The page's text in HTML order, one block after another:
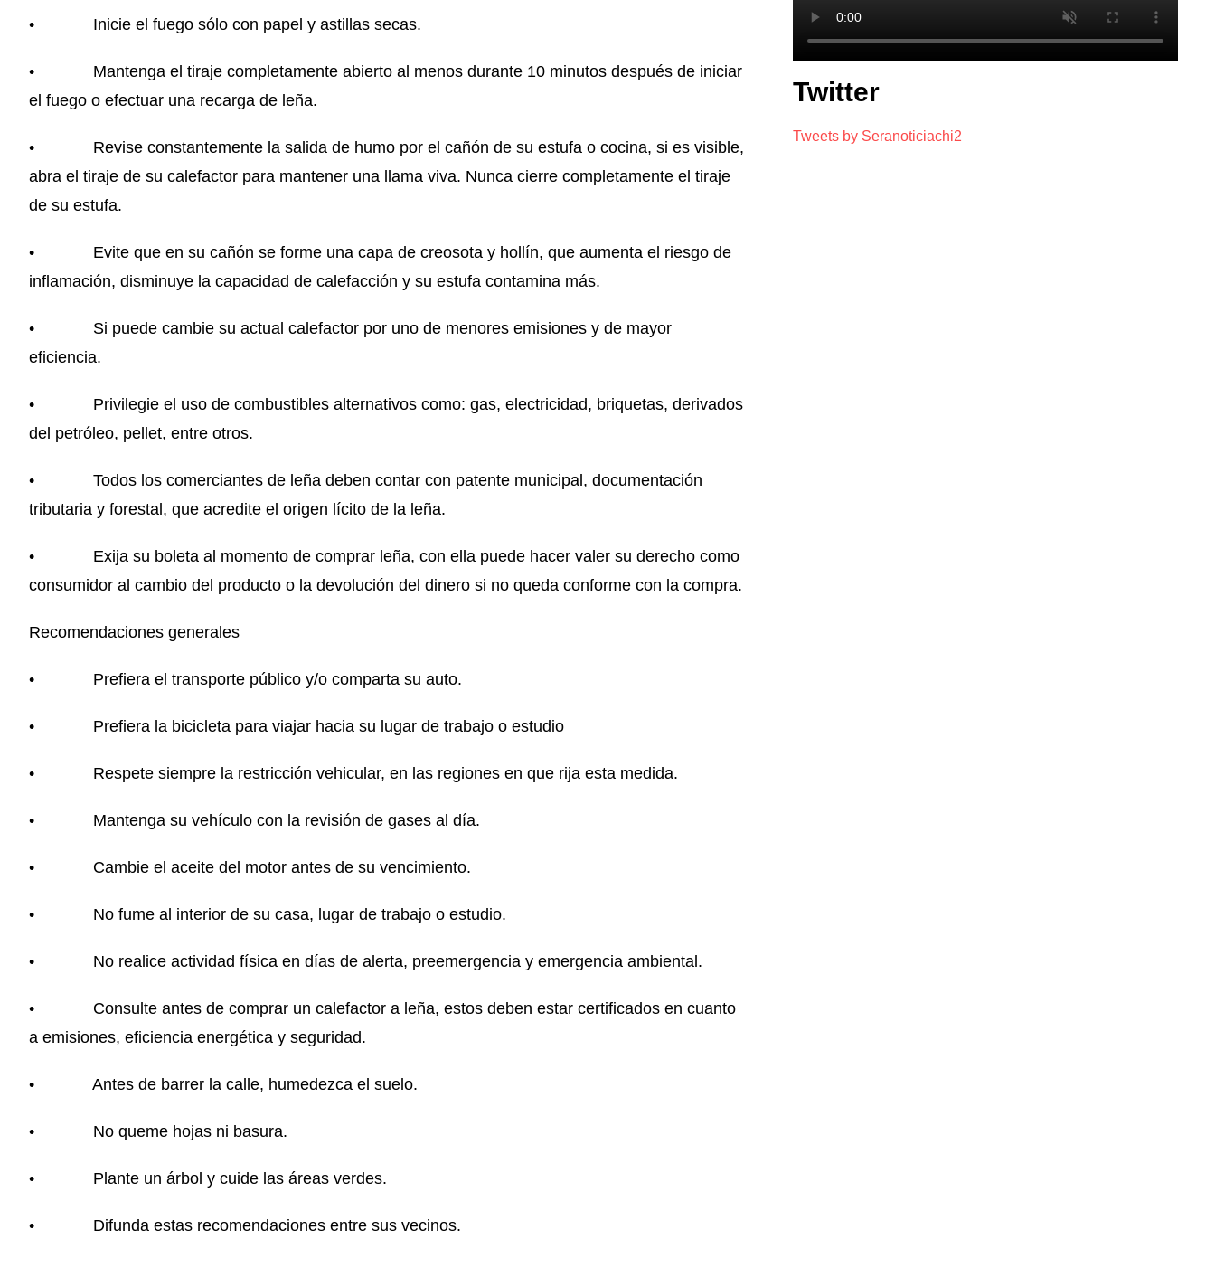
• Inicie el fuego sólo con papel y astillas secas.
• Mantenga el tiraje completamente abierto al menos durante 10 minutos después de iniciar
el fuego o efectuar una recarga de leña.
• Revise constantemente la salida de humo por el cañón de su estufa o cocina, si es visible,
abra el tiraje de su calefactor para mantener una llama viva. Nunca cierre completamente el tiraje
de su estufa.
• Evite que en su cañón se forme una capa de creosota y hollín, que aumenta el riesgo de
inflamación, disminuye la capacidad de calefacción y su estufa contamina más.
• Si puede cambie su actual calefactor por uno de menores emisiones y de mayor
eficiencia.
• Privilegie el uso de combustibles alternativos como: gas, electricidad, briquetas, derivados
del petróleo, pellet, entre otros.
• Todos los comerciantes de leña deben contar con patente municipal, documentación
tributaria y forestal, que acredite el origen lícito de la leña.
• Exija su boleta al momento de comprar leña, con ella puede hacer valer su derecho como
consumidor al cambio del producto o la devolución del dinero si no queda conforme con la compra.
Recomendaciones generales
• Prefiera el transporte público y/o comparta su auto.
• Prefiera la bicicleta para viajar hacia su lugar de trabajo o estudio
• Respete siempre la restricción vehicular, en las regiones en que rija esta medida.
• Mantenga su vehículo con la revisión de gases al día.
• Cambie el aceite del motor antes de su vencimiento.
• No fume al interior de su casa, lugar de trabajo o estudio.
• No realice actividad física en días de alerta, preemergencia y emergencia ambiental.
• Consulte antes de comprar un calefactor a leña, estos deben estar certificados en cuanto
a emisiones, eficiencia energética y seguridad.
• Antes de barrer la calle, humedezca el suelo.
• No queme hojas ni basura.
• Plante un árbol y cuide las áreas verdes.
• Difunda estas recomendaciones entre sus vecinos.
Twitter
Tweets by Seranoticiachi2